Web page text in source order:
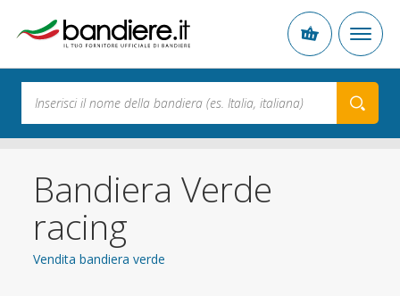
Bandiera Verde
racing
Vendita bandiera verde